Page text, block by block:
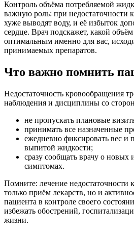
Контроль объёма потребляемой
важную роль: при недостаточности
хуже выводят воду, и её избыток
сердце. Врач подскажет, какой
оптимальным именно для вас,
принимаемых препаратов.
Что важно помнить
Недостаточность кровообращения
наблюдения и дисциплины со
не пропускать плановые
принимать все назначенные
ежедневно фиксировать вес и
выпитой жидкости;
сразу сообщать врачу о
симптомах.
Помните: лечение
только приём лекарств, но и
пациента в контроле своего
избежать обострений,
жизни.